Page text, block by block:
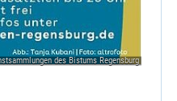
des Bistums Regensburg